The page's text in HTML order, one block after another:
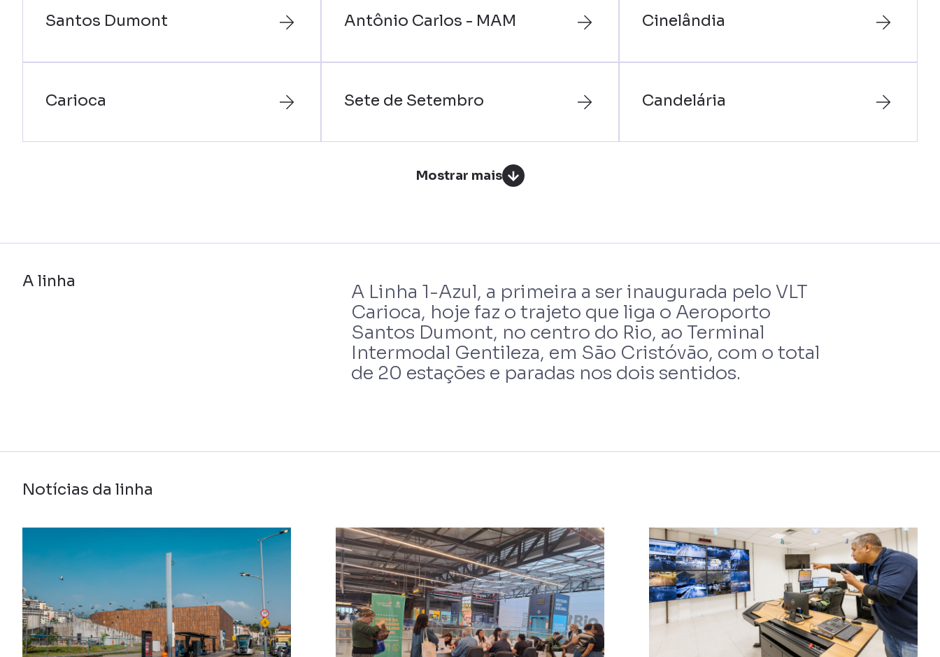
Santos Dumont Antônio Carlos - MAM Cinelândia
Carioca Sete de Setembro Candelária
Mostrar mais
A linha
A Linha 1-Azul, a primeira a ser inaugurada pelo VLT
Carioca, hoje faz o trajeto que liga o Aeroporto
Santos Dumont, no centro do Rio, ao Terminal
Intermodal Gentileza, em São Cristóvão, com o total
de 20 estações e paradas nos dois sentidos.
Notícias da linha